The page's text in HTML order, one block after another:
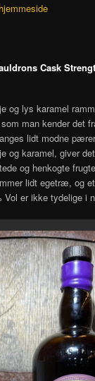
Cask
og lys karamel
man kender det
lidt modne
og karamel, giver
og henkogte
lidt egetræ, og
Vol er ikke tydelige i